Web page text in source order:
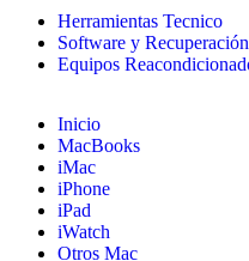
Herramientas Tecnico
Software y Recuperación
Equipos
Inicio
MacBooks
iMac
iPhone
iPad
iWatch
Otros Mac